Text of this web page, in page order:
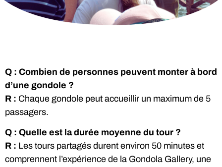
Q : Combien de personnes peuvent monter à bord
d’une gondole ?
R : Chaque gondole peut accueillir un maximum de 5
passagers.
Q : Quelle est la durée moyenne du tour ?
R : Les tours partagés durent environ 50 minutes et
comprennent l’expérience de la Gondola Gallery, une